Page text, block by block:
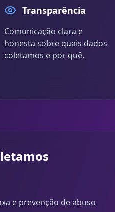
Transparência
Comunicação clara e
honesta sobre quais dados
coletamos e por quê.
e prevenção de abuso